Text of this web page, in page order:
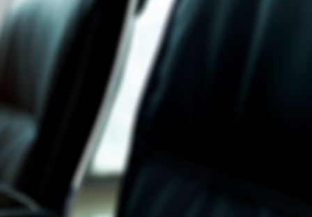
ผลิตภัณฑ์ของเรา
ความมุ่งหวังของเรา
ข่าวสารและสื่อประชาสัมพันธ์ของเรา
ทำไมต้องลงทุนกับเรา
ติดต่อเรา